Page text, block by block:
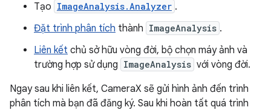
Tạo ImageAnalysis.Analyzer .
Đặt trình phân tích thành ImageAnalysis .
Liên kết chủ sở hữu vòng đời, bộ chọn máy ảnh và
trường hợp sử dụng ImageAnalysis với vòng đời.
Ngay sau khi liên kết, CameraX sẽ gửi hình ảnh đến trình
phân tích mà bạn đã đăng ký. Sau khi hoàn tất quá trình